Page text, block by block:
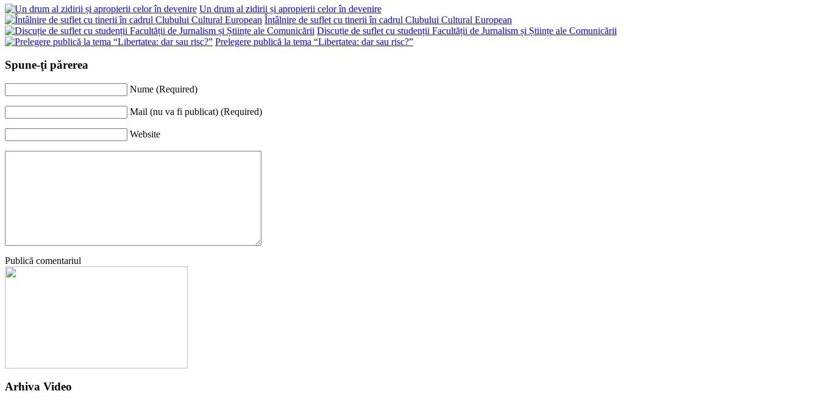
Un drum al zidirii și apropierii celor în devenire
Întâlnire de suflet cu tinerii în cadrul Clubului Cultural European
Discuție de suflet cu studenții Facultății de Jurnalism și Științe ale Comunicării
Prelegere publică la tema “Libertatea: dar sau risc?”
Spune-ţi părerea
Nume (Required)
Mail (nu va fi publicat) (Required)
Website
Publică comentariul
Arhiva Video